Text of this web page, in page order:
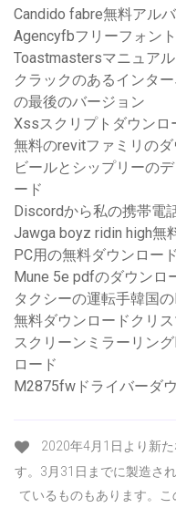
Candido fabre無料アル
Agencyfbフリーフォン
Toastmastersマニュア
クラックのあるインタ
の最後のバージョン
Xssスクリプトダウンロ
無料のrevitファミリの
ビールとシップリーの
ード
Discordから私の携帯電
Jawga boyz ridin high無
PC用の無料ダウンロー
Mune 5e pdfのダウンロ
タクシーの運転手韓国
無料ダウンロードクリ
スクリーンミラーリン
ロード
M2875fwドライバーダ
2020年4月1日より新
す。3月31日までに製造さ
ているものもあります。